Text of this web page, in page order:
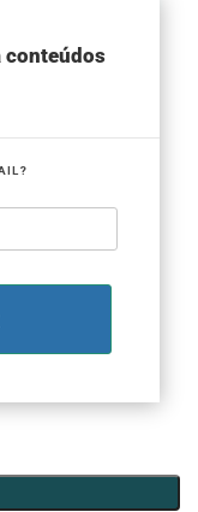
conteúdos